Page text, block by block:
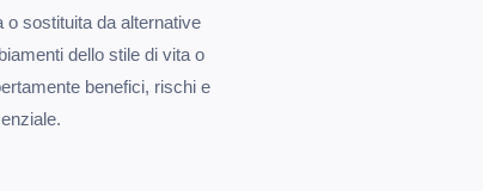
o sostituita da alternative
dello stile di vita o
benefici, rischi e